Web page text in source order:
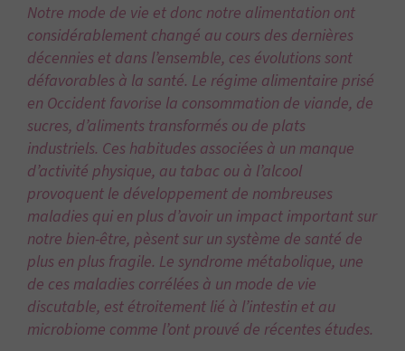
Notre mode de vie et donc notre alimentation ont
considérablement changé au cours des dernières
décennies et dans l’ensemble, ces évolutions sont
défavorables à la santé. Le régime alimentaire prisé
en Occident favorise la consommation de viande, de
sucres, d’aliments transformés ou de plats
industriels. Ces habitudes associées à un manque
d’activité physique, au tabac ou à l’alcool
provoquent le développement de nombreuses
maladies qui en plus d’avoir un impact important sur
notre bien-être, pèsent sur un système de santé de
plus en plus fragile. Le syndrome métabolique, une
de ces maladies corrélées à un mode de vie
discutable, est étroitement lié à l’intestin et au
microbiome comme l’ont prouvé de récentes études.